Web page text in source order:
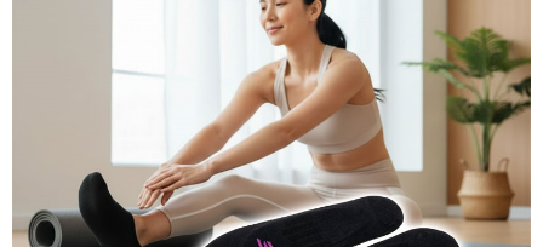
３．未成年的使用者請事先徵得法定代理人或監護人之同意方可使用
「AFTEE先享後付」，若未經同意申辦者引起之損失，本公司不負相關責
４．使用「AFTEE先享後付」時，將依據個別帳號之用戶狀況，依本公司即
時審查核予不同之上限額度；若仍有額度不足之情形，本公司將視審查結果
請求用戶進行身份認證。
５．嚴禁一人註冊多個帳號或使用他人資訊註冊。若發現惡意使用之情形，
恩沛科技股份有限公司將有權停止該用戶之使用額度並採取法律行動。
每筆NT$100，滿NT$1,000(含以上)免運費
每筆NT$100，滿NT$1,000(含以上)免運費
每筆NT$100，滿NT$1,000(含以上)免運費